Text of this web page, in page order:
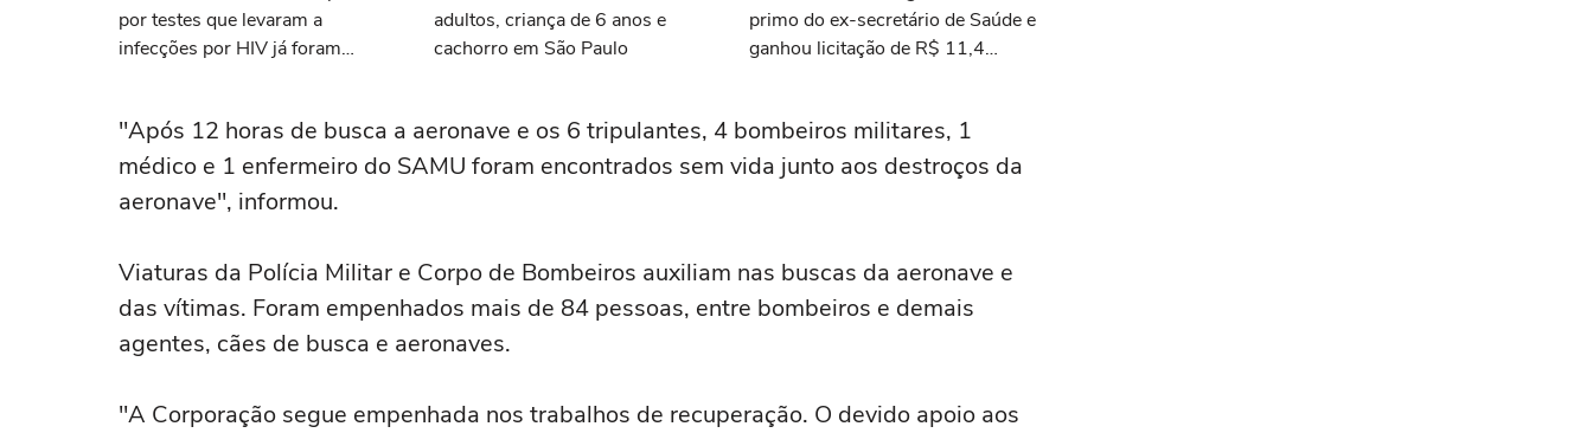
por testes que levaram a
infecções por HIV já foram
adultos, criança de 6 anos e
cachorro em São Paulo
primo do ex-secretário de Saúde e
ganhou licitação de R$ 11,4
"Após 12 horas de busca a aeronave e os 6 tripulantes, 4 bombeiros militares, 1
médico e 1 enfermeiro do SAMU foram encontrados sem vida junto aos destroços da
aeronave", informou.
Viaturas da Polícia Militar e Corpo de Bombeiros auxiliam nas buscas da aeronave e
das vítimas. Foram empenhados mais de 84 pessoas, entre bombeiros e demais
agentes, cães de busca e aeronaves.
"A Corporação segue empenhada nos trabalhos de recuperação. O devido apoio aos